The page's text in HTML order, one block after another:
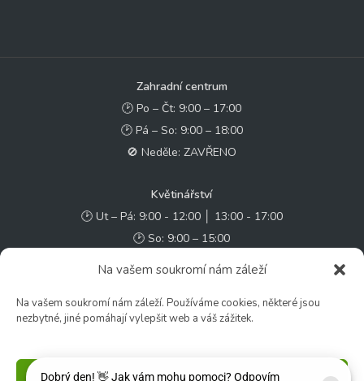
Na vašem soukromí nám záleží
Na vašem soukromí nám záleží. Používáme cookies, některé jsou
nezbytné, jiné pomáhají vylepšit web a váš zážitek.
Příjmout
Zahradní centrum
🕑 Po – Čt: 9:00 – 17:00
🕑 Pá – So: 9:00 – 18:00
🚫 Neděle: ZAVŘENO
Květinářství
🕑 Ut – Pá: 9:00 - 12:00 │ 13:00 - 17:00
🕑 So: 9:00 – 15:00
🚫 Ne - Po: ZAVŘENO
Rychlý kontakt:
✉️ e-shop@zcstrakovo.cz
Sledujte nás: